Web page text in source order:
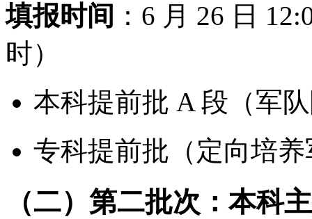
填报时间 ：6 月 26 日
时）
本科提前批 A 段（军
专科提前批（定向培
（二）第二批次：本科